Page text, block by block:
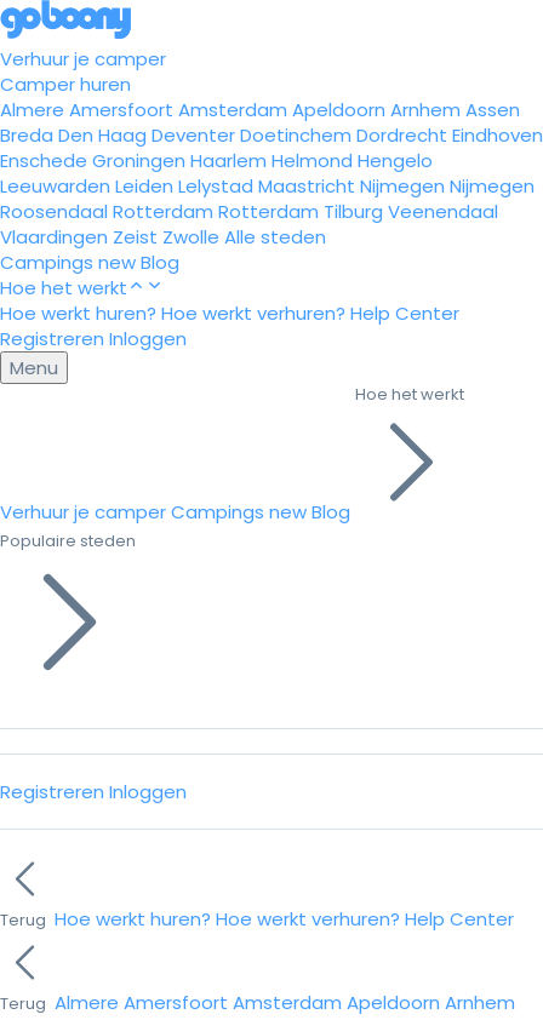
Verhuur je camper
Camper huren
Almere Amersfoort Amsterdam Apeldoorn Arnhem Assen
Breda Den Haag DeventerDoetinchem Dordrecht Eindhoven
Enschede Groningen Haarlem Helmond Hengelo
Leeuwarden Leiden Lelystad Maastricht Nijmegen Nijmegen
Roosendaal Rotterdam Rotterdam Tilburg Veenendaal
Vlaardingen Zeist Zwolle Alle steden
Campings newBlog
Hoe het werkt
Hoe werkt huren? Hoe werkt verhuren? Help Center
Registreren Inloggen
Menu
Verhuur je camperCampings newBlog
Hoe het werkt
Populaire steden
Registreren Inloggen
Terug Hoe werkt huren? Hoe werkt verhuren? Help Center
Terug Almere Amersfoort Amsterdam Apeldoorn Arnhem